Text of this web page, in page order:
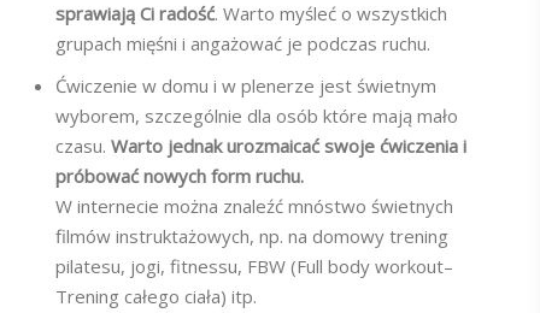
sprawiają Ci radość. Warto myśleć o wszystkich
grupach mięśni i angażować je podczas ruchu.
Ćwiczenie w domu i w plenerze jest świetnym
wyborem, szczególnie dla osób które mają mało
czasu. Warto jednak urozmaicać swoje ćwiczenia i
próbować nowych form ruchu.
W internecie można znaleźć mnóstwo świetnych
filmów instruktażowych, np. na domowy trening
pilatesu, jogi, fitnessu, FBW (Full body workout–
Trening całego ciała) itp.